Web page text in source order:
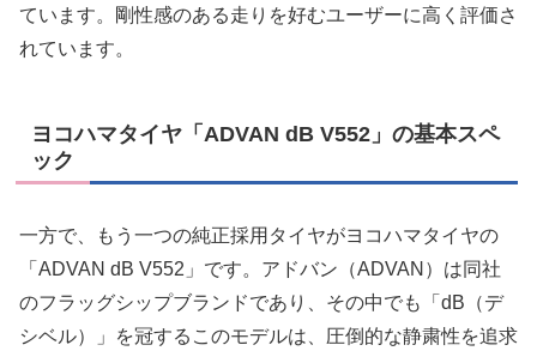
ています。剛性感のある走りを好むユーザーに高く評価さ
れています。
ヨコハマタイヤ「ADVAN dB V552」の基本スペ
ック
一方で、もう一つの純正採用タイヤがヨコハマタイヤの
「ADVAN dB V552」です。アドバン（ADVAN）は同社
のフラッグシップブランドであり、その中でも「dB（デ
シベル）」を冠するこのモデルは、圧倒的な静粛性を追求